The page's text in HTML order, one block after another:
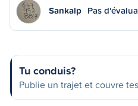
Sankalp Pas
Tu conduis?
Publie un trajet et couvre